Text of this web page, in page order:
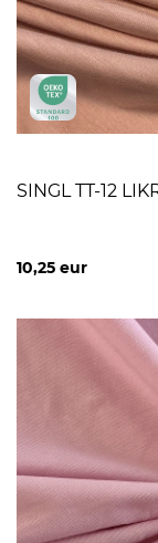
SINGL TT-12
10,25 eur